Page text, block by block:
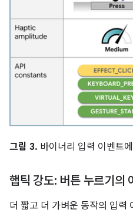
그림 3. 바이너리 입력 이벤트
햅틱 강도: 버튼 누르기의
더 짧고 더 가벼운 동작의 입력